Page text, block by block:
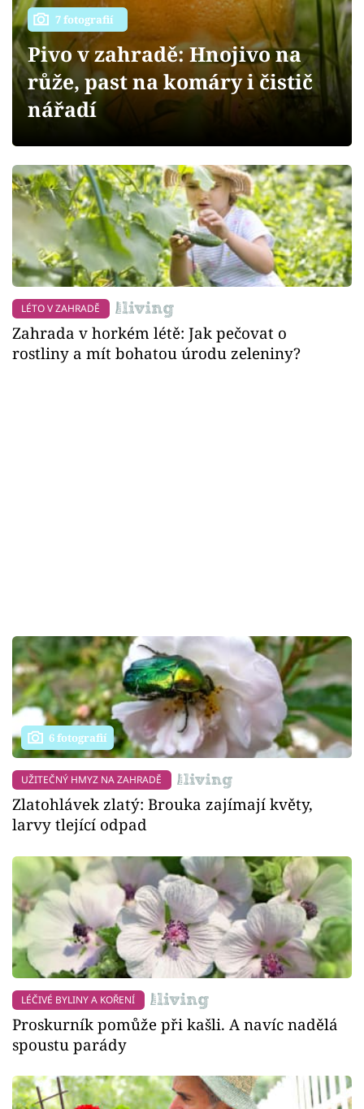
Přihlášení
Sledujte nás
7 fotografií
Pivo v zahradě: Hnojivo na
růže, past na komáry i čistič
nářadí
LÉTO V ZAHRADĚ
Zahrada v horkém létě: Jak pečovat o
rostliny a mít bohatou úrodu zeleniny?
6 fotografií
UŽITEČNÝ HMYZ NA ZAHRADĚ
Zlatohlávek zlatý: Brouka zajímají květy,
larvy tlející odpad
LÉČIVÉ BYLINY A KOŘENÍ
Proskurník pomůže při kašli. A navíc nadělá
spoustu parády